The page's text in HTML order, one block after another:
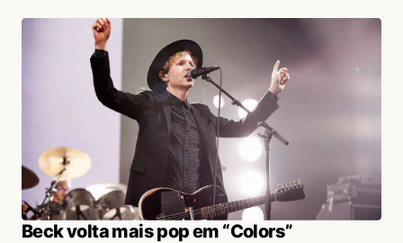
Beck volta mais pop em “Colors”